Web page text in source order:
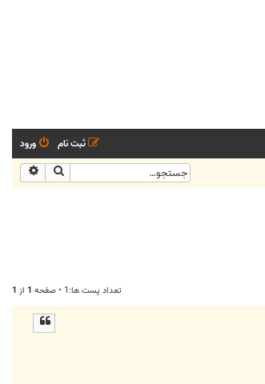
ورود
ثبت نام
جستجو
تعداد پست ها:1 • صفحه 1 از 1